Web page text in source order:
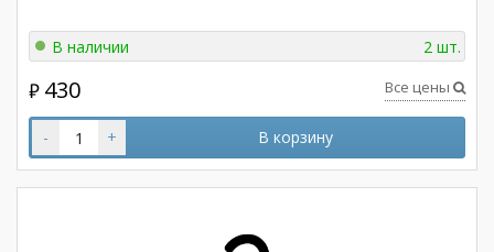
В наличии 2 шт.
₽ 430 Все цены
- + В корзину